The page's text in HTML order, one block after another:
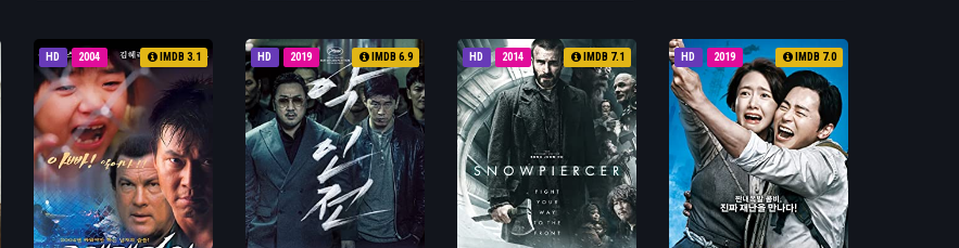
HD 2004 IMDB 3.1 HD 2019 IMDB 6.9 HD 2014 IMDB 7.1 HD 2019 IMDB 7.0